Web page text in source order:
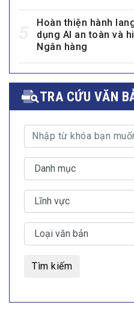
Hoàn thiện hành
dụng AI an toàn và
Ngân hàng
TRA CỨU VĂN
Tìm kiếm